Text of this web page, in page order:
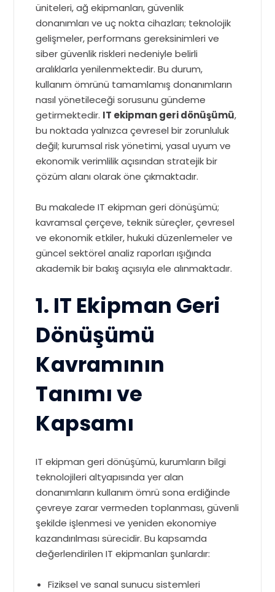
üniteleri, ağ ekipmanları, güvenlik
donanımları ve uç nokta cihazları; teknolojik
gelişmeler, performans gereksinimleri ve
siber güvenlik riskleri nedeniyle belirli
aralıklarla yenilenmektedir. Bu durum,
kullanım ömrünü tamamlamış donanımların
nasıl yönetileceği sorusunu gündeme
getirmektedir. IT ekipman geri dönüşümü,
bu noktada yalnızca çevresel bir zorunluluk
değil; kurumsal risk yönetimi, yasal uyum ve
ekonomik verimlilik açısından stratejik bir
çözüm alanı olarak öne çıkmaktadır.
Bu makalede IT ekipman geri dönüşümü;
kavramsal çerçeve, teknik süreçler, çevresel
ve ekonomik etkiler, hukuki düzenlemeler ve
güncel sektörel analiz raporları ışığında
akademik bir bakış açısıyla ele alınmaktadır.
1. IT Ekipman Geri
Dönüşümü
Kavramının
Tanımı ve
Kapsamı
IT ekipman geri dönüşümü, kurumların bilgi
teknolojileri altyapısında yer alan
donanımların kullanım ömrü sona erdiğinde
çevreye zarar vermeden toplanması, güvenli
şekilde işlenmesi ve yeniden ekonomiye
kazandırılması sürecidir. Bu kapsamda
değerlendirilen IT ekipmanları şunlardır:
Fiziksel ve sanal sunucu sistemleri